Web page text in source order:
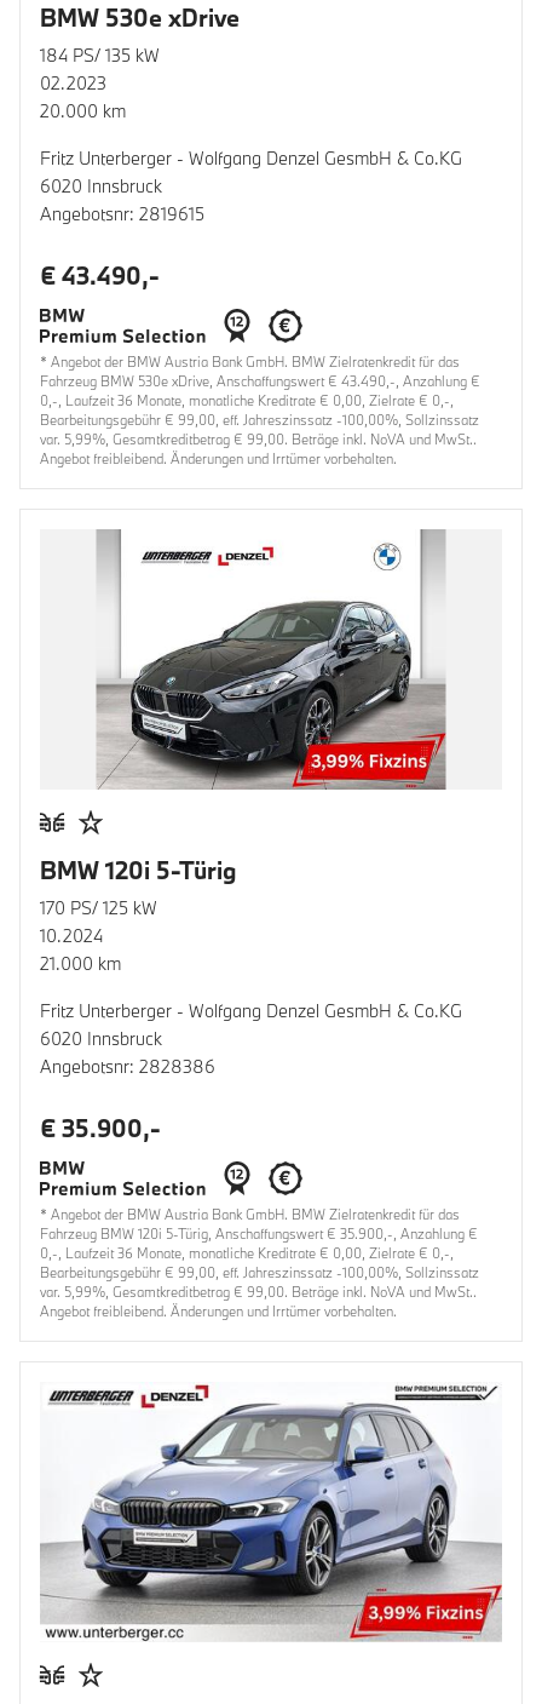
BMW 530e xDrive
184 PS/ 135 kW
02.2023
20.000 km
Fritz Unterberger - Wolfgang Denzel GesmbH & Co.KG
6020 Innsbruck
Angebotsnr: 2819615
€ 43.490,-
* Angebot der BMW Austria Bank GmbH. BMW Zielratenkredit für das
Fahrzeug BMW 530e xDrive, Anschaffungswert € 43.490,-, Anzahlung €
0,-, Laufzeit 36 Monate, monatliche Kreditrate € 0,00, Zielrate € 0,-,
Bearbeitungsgebühr € 99,00, eff. Jahreszinssatz -100,00%, Sollzinssatz
var. 5,99%, Gesamtkreditbetrag € 99,00. Beträge inkl. NoVA und MwSt..
Angebot freibleibend. Änderungen und Irrtümer vorbehalten.
BMW 120i 5-Türig
170 PS/ 125 kW
10.2024
21.000 km
Fritz Unterberger - Wolfgang Denzel GesmbH & Co.KG
6020 Innsbruck
Angebotsnr: 2828386
€ 35.900,-
* Angebot der BMW Austria Bank GmbH. BMW Zielratenkredit für das
Fahrzeug BMW 120i 5-Türig, Anschaffungswert € 35.900,-, Anzahlung €
0,-, Laufzeit 36 Monate, monatliche Kreditrate € 0,00, Zielrate € 0,-,
Bearbeitungsgebühr € 99,00, eff. Jahreszinssatz -100,00%, Sollzinssatz
var. 5,99%, Gesamtkreditbetrag € 99,00. Beträge inkl. NoVA und MwSt..
Angebot freibleibend. Änderungen und Irrtümer vorbehalten.